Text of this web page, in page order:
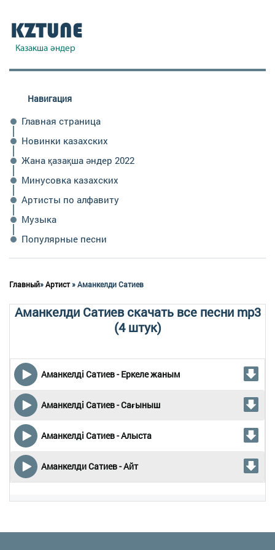
Навигация
Главная страница
Новинки казахских
Жана қазақша әндер 2022
Минусовка казахских
Артисты по алфавиту
Музыка
Популярные песни
Главный»Артист» Аманкелди Сатиев
Аманкелди Сатиев скачать все песни mp3
(4 штук)
Аманкелді Сатиев - Еркеле жаным
Аманкелді Сатиев - Сағыныш
Аманкелді Сатиев - Алыста
Аманкелди Сатиев - Айт